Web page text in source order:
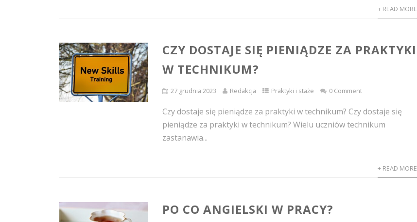
+ READ MORE
CZY DOSTAJE SIĘ PIENIĄDZE ZA PRAKTYKI
W TECHNIKUM?
27 grudnia 2023 Redakcja Praktyki i staże 0 Comment
Czy dostaje się pieniądze za praktyki w technikum? Czy dostaje się
pieniądze za praktyki w technikum? Wielu uczniów technikum
zastanawia...
+ READ MORE
PO CO ANGIELSKI W PRACY?